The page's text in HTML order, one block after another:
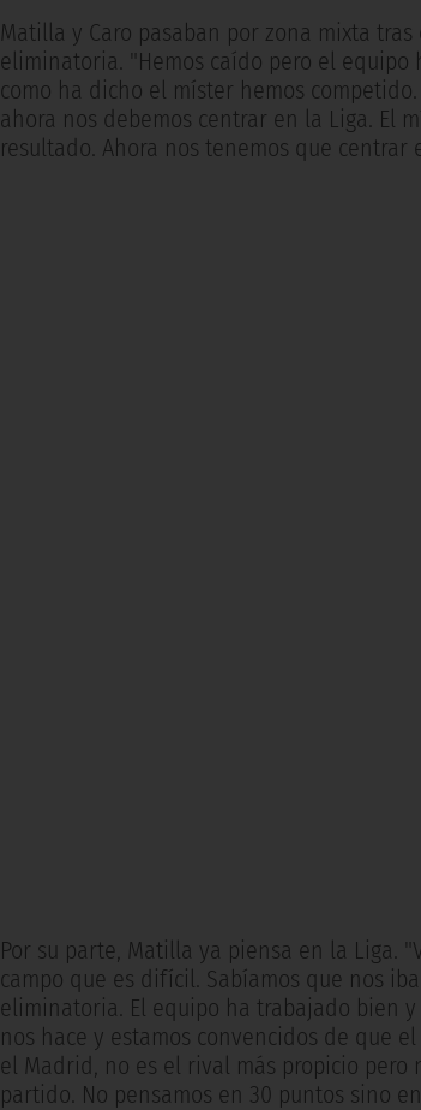
Matilla y Caro pasaban por zona mixta
eliminatoria. "Hemos caído pero el
como ha dicho el míster hemos
ahora nos debemos centrar en la Liga. El
resultado. Ahora nos tenemos que centrar
Por su parte, Matilla ya piensa en la Liga.
campo que es difícil. Sabíamos que nos
eliminatoria. El equipo ha trabajado bien
nos hace y estamos convencidos de que
el Madrid, no es el rival más propicio pero
partido. No pensamos en 30 puntos sino